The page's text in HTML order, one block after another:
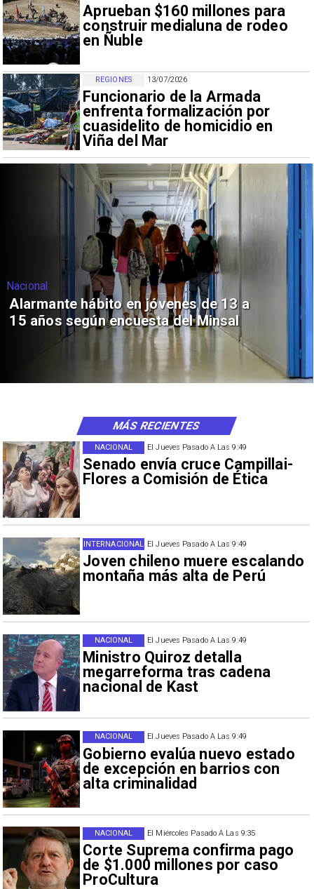
Aprueban $160 millones para
construir medialuna de rodeo
en Ñuble
13/07/2026
Funcionario de la Armada
enfrenta formalización por
cuasidelito de homicidio en
Viña del Mar
REGIONES
Nacional
Alarmante hábito en jóvenes de 13 a
15 años según encuesta del Minsal
El Jueves Pasado A Las 9:49
Senado envía cruce Campillai-
Flores a Comisión de Ética
NACIONAL
El Jueves Pasado A Las 9:49
Joven chileno muere escalando
montaña más alta de Perú
INTERNACIONAL
El Jueves Pasado A Las 9:49
Ministro Quiroz detalla
megarreforma tras cadena
nacional de Kast
NACIONAL
El Jueves Pasado A Las 9:49
Gobierno evalúa nuevo estado
de excepción en barrios con
alta criminalidad
NACIONAL
El Miércoles Pasado A Las 9:35
Corte Suprema confirma pago
de $1.000 millones por caso
ProCultura
NACIONAL
MÁS RECIENTES